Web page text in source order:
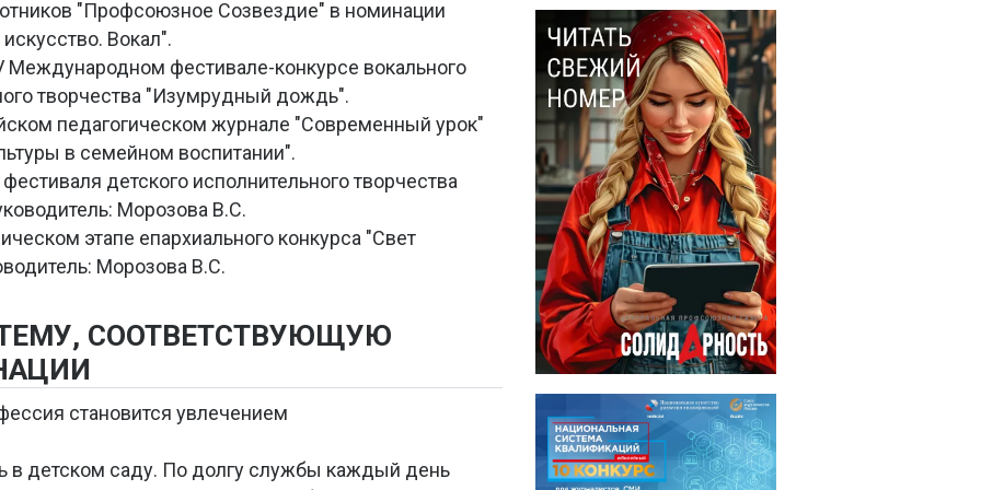
"Профсоюзное Созвездие" в номинации
Вокал".
Международном фестивале-конкурсе вокального
творчества "Изумрудный дождь".
педагогическом журнале "Современный урок"
в семейном воспитании".
детского исполнительного творчества
Морозова В.С.
этапе епархиального конкурса "Свет
Морозова В.С.
СООТВЕТСТВУЮЩУЮ
становится увлечением
в детском саду. По долгу службы каждый день